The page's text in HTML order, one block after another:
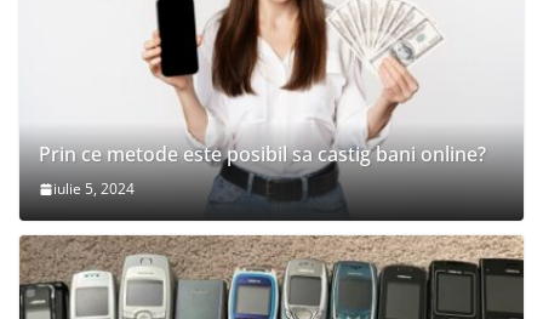
Prin ce metode este posibil sa castig bani online?
iulie 5, 2024